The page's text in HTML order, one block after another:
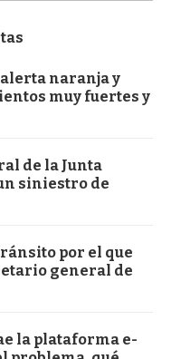
alerta naranja y
muy fuertes y
de la Junta
siniestro de
por el que
general de
la plataforma e-